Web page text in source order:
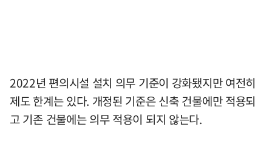
2022년 편의시설 설치 의무 기준이 강화됐지만 여전히
제도 한계는 있다. 개정된 기준은 신축 건물에만 적용되
고 기존 건물에는 의무 적용이 되지 않는다.